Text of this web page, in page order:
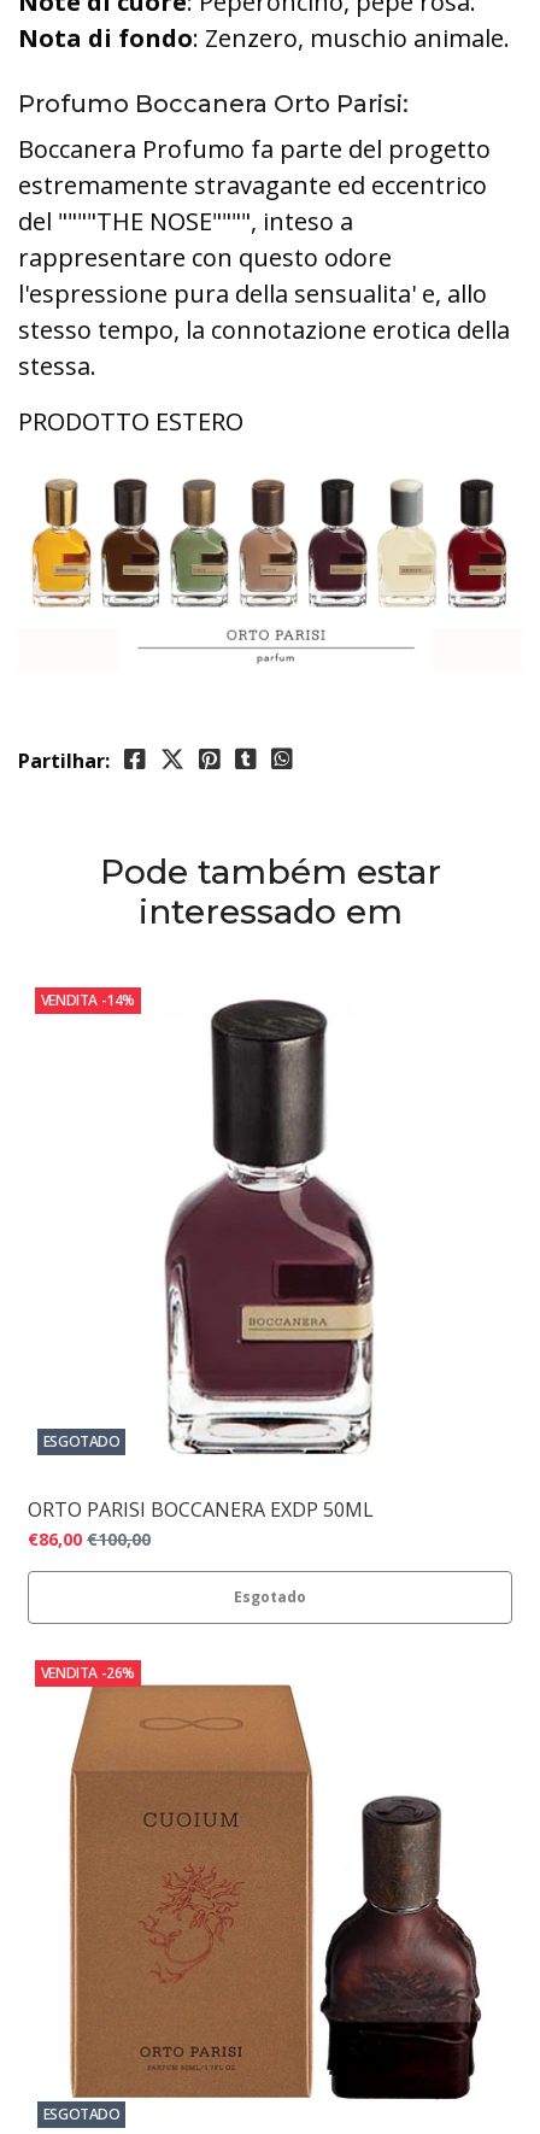
Nota di fondo: Zenzero, muschio animale.
Profumo Boccanera Orto Parisi:
Boccanera Profumo fa parte del progetto
estremamente stravagante ed eccentrico
del """"THE NOSE"""", inteso a
rappresentare con questo odore
l'espressione pura della sensualita' e, allo
stesso tempo, la connotazione erotica della
stessa.
PRODOTTO ESTERO
Partilhar:
Pode também estar
interessado em
VENDITA -14%
ESGOTADO
ORTO PARISI BOCCANERA EXDP 50ML
€86,00 €100,00
Esgotado
VENDITA -26%
ESGOTADO